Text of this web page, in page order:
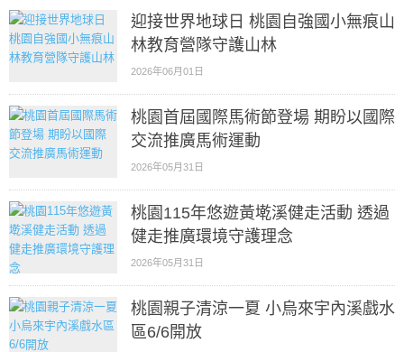
迎接世界地球日 桃園自強國小無痕山
林教育營隊守護山林
2026年06月01日
桃園首屆國際馬術節登場 期盼以國際
交流推廣馬術運動
2026年05月31日
桃園115年悠遊黃墘溪健走活動 透過
健走推廣環境守護理念
2026年05月31日
桃園親子清涼一夏 小烏來宇內溪戲水
區6/6開放